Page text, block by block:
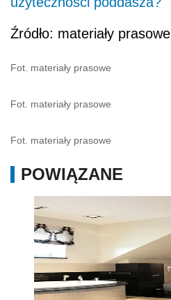
Źródło: materiały prasowe
Fot. materiały prasowe
Fot. materiały prasowe
Fot. materiały prasowe
POWIĄZANE